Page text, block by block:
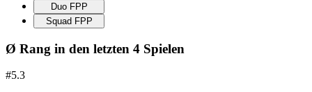
Duo FPP
Squad FPP
Ø Rang in den letzten 4 Spielen
#5.3